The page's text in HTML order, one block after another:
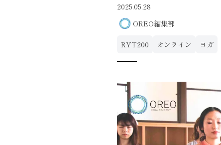
2025.05.28
OREO編集部
RYT200 オンライン ヨガ